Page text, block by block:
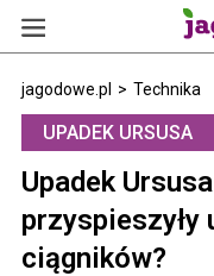
jagodowe.pl > Technika
UPADEK URSUSA
Upadek
przyspieszyły
ciągników?